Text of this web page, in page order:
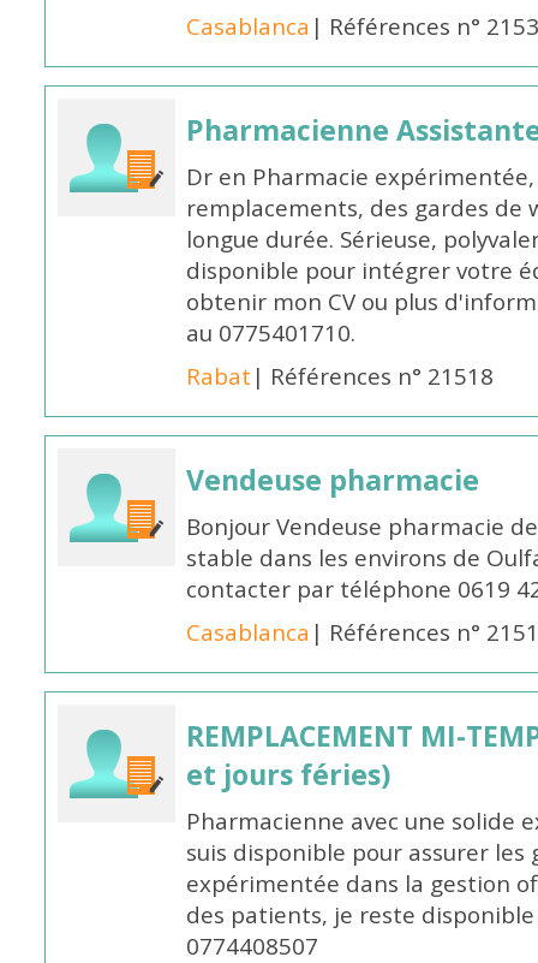
Casablanca | Références n°
Pharmacienne
Dr en Pharmacie
remplacements, des gardes de
longue durée. Sérieuse,
disponible pour intégrer votre
obtenir mon CV ou plus
au 0775401710.
Rabat | Références n° 21518
Vendeuse pharmacie
Bonjour Vendeuse pharmacie
stable dans les environs de
contacter par téléphone 0619
Casablanca | Références n°
REMPLACEMENT MI-
et jours féries)
Pharmacienne avec une solide
suis disponible pour assurer les
expérimentée dans la gestion
des patients, je reste
0774408507